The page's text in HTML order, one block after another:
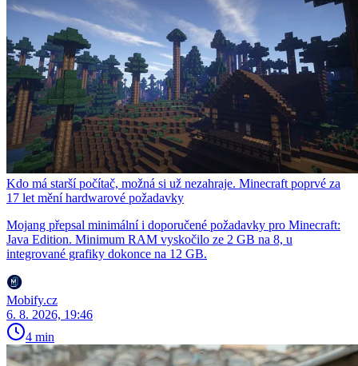
Kdo má starší počítač, možná si už nezahraje. Minecraft poprvé za
17 let mění hardwarové požadavky
Mojang přepsal minimální i doporučené požadavky pro Minecraft:
Java Edition. Minimum RAM vyskočilo ze 2 GB na 8, u
integrované grafiky dokonce na 12 GB.
Mobify.cz
6. 8. 2026, 19:46
4 min